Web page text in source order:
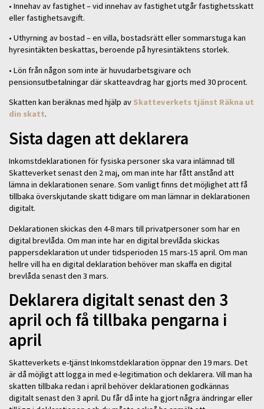
• Innehav av fastighet – vid innehav av fastighet utgår fastighetsskatt
eller fastighetsavgift.
• Uthyrning av bostad – en villa, bostadsrätt eller sommarstuga kan
hyresintäkten beskattas, beroende på hyresintäktens storlek.
• Lön från någon som inte är huvudarbetsgivare och
pensionsutbetalningar där skatteavdrag har gjorts med 30 procent.
Skatten kan beräknas med hjälp av Skatteverkets tjänst Räkna ut
din skatt.
Sista dagen att deklarera
Inkomstdeklarationen för fysiska personer ska vara inlämnad till
Skatteverket senast den 2 maj, om man inte har fått anstånd att
lämna in deklarationen senare. Som vanligt finns det möjlighet att få
tillbaka överskjutande skatt tidigare om man lämnar in deklarationen
digitalt.
Deklarationen skickas den 4-8 mars till privatpersoner som har en
digital brevlåda. Om man inte har en digital brevlåda skickas
pappersdeklaration ut under tidsperioden 15 mars-15 april. Om man
hellre vill ha en digital deklaration behöver man skaffa en digital
brevlåda senast den 3 mars.
Deklarera digitalt senast den 3
april och få tillbaka pengarna i
april
Skatteverkets e-tjänst Inkomstdeklaration öppnar den 19 mars. Det
är då möjligt att logga in med e-legitimation och deklarera. Vill man ha
skatten tillbaka redan i april behöver deklarationen godkännas
digitalt senast den 3 april. Du får då inte ha gjort några ändringar eller